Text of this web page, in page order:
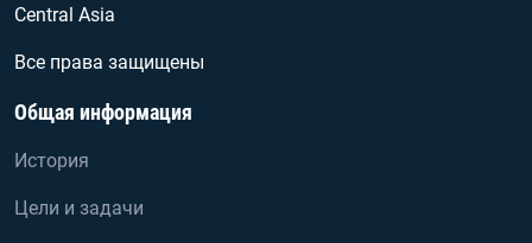
Central Asia
Все права защищены
Общая информация
История
Цели и задачи